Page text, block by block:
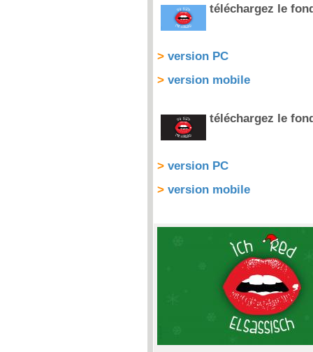
téléchargez le
> version PC
> version mobile
téléchargez le
> version PC
> version mobile